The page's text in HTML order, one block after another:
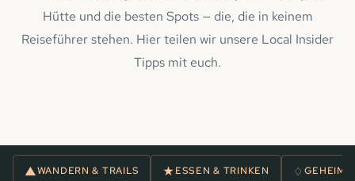
Hütte und die besten Spots — die, die in keinem
Reiseführer stehen. Hier teilen wir unsere Local Insider
Tipps mit euch.
▲WANDERN & TRAILS ★ESSEN & TRINKEN ♢